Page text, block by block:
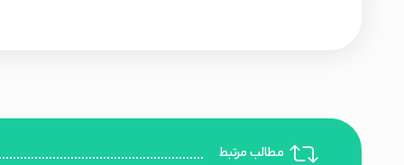
مطالب مرتبط